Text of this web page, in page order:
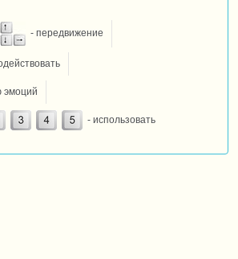
- передвижение
эмоций
- использовать